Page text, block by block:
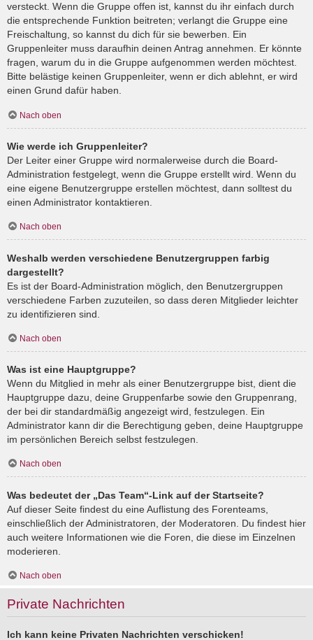
versteckt. Wenn die Gruppe offen ist, kannst du ihr einfach durch
die entsprechende Funktion beitreten; verlangt die Gruppe eine
Freischaltung, so kannst du dich für sie bewerben. Ein
Gruppenleiter muss daraufhin deinen Antrag annehmen. Er könnte
fragen, warum du in die Gruppe aufgenommen werden möchtest.
Bitte belästige keinen Gruppenleiter, wenn er dich ablehnt, er wird
einen Grund dafür haben.
Nach oben
Wie werde ich Gruppenleiter?
Der Leiter einer Gruppe wird normalerweise durch die Board-
Administration festgelegt, wenn die Gruppe erstellt wird. Wenn du
eine eigene Benutzergruppe erstellen möchtest, dann solltest du
einen Administrator kontaktieren.
Nach oben
Weshalb werden verschiedene Benutzergruppen farbig
dargestellt?
Es ist der Board-Administration möglich, den Benutzergruppen
verschiedene Farben zuzuteilen, so dass deren Mitglieder leichter
zu identifizieren sind.
Nach oben
Was ist eine Hauptgruppe?
Wenn du Mitglied in mehr als einer Benutzergruppe bist, dient die
Hauptgruppe dazu, deine Gruppenfarbe sowie den Gruppenrang,
der bei dir standardmäßig angezeigt wird, festzulegen. Ein
Administrator kann dir die Berechtigung geben, deine Hauptgruppe
im persönlichen Bereich selbst festzulegen.
Nach oben
Was bedeutet der „Das Team“-Link auf der Startseite?
Auf dieser Seite findest du eine Auflistung des Forenteams,
einschließlich der Administratoren, der Moderatoren. Du findest hier
auch weitere Informationen wie die Foren, die diese im Einzelnen
moderieren.
Nach oben
Private Nachrichten
Ich kann keine Privaten Nachrichten verschicken!